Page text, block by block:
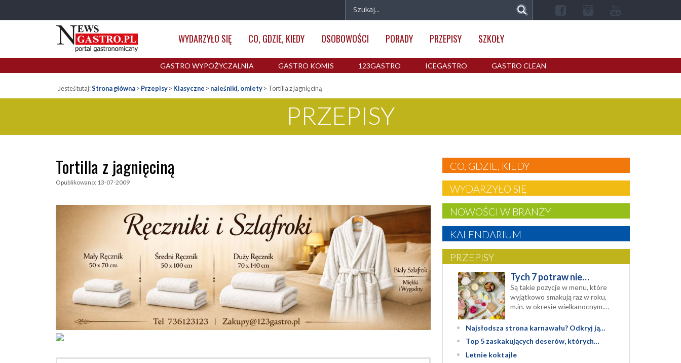
gastronomiczny
nawigacja
WYDARZYŁO SIĘ CO, GDZIE, KIEDY OSOBOWOŚCI PORADY PRZEPISY SZKOŁY
GASTRO WYPOŻYCZALNIA GASTRO KOMIS 123GASTRO ICEGASTRO GASTRO CLEAN
Jesteś tutaj:Strona główna > Przepisy > Klasyczne > naleśniki, omlety > Tortilla z jagnięciną
PRZEPISY
Tortilla z jagnięciną
Opublikowano: 13-07-2009
CO, GDZIE, KIEDY
WYDARZYŁO SIĘ
NOWOŚCI W BRANŻY
KALENDARIUM
PRZEPISY
Tych 7 potraw nie…
Są takie pozycje w menu, które
wyjątkowo smakują raz w roku,
m.in. w okresie wielkanocnym.…
Najsłodsza strona karnawału? Odkryj ją…
Top 5 zaskakujących deserów, których…
Letnie koktajle